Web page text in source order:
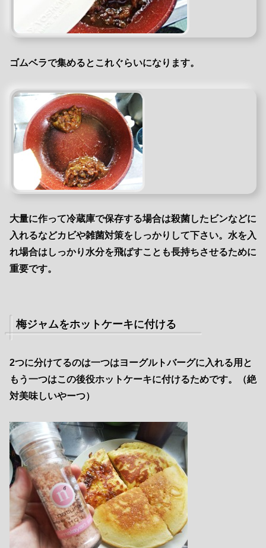
ゴムベラで集めるとこれぐらいになります。
大量に作って冷蔵庫で保存する場合は殺菌したビンなどに
入れるなどカビや雑菌対策をしっかりして下さい。水を入
れ場合はしっかり水分を飛ばすことも長持ちさせるために
重要です。
梅ジャムをホットケーキに付ける
2つに分けてるのは一つはヨーグルトバーグに入れる用と
もう一つはこの後役ホットケーキに付けるためです。（絶
対美味しいやーつ）